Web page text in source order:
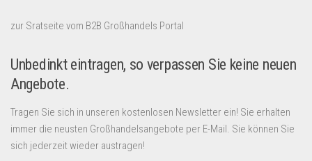
zur Sratseite vom B2B Großhandels Portal
Unbedinkt eintragen, so verpassen Sie keine neuen
Angebote.
Tragen Sie sich in unseren kostenlosen Newsletter ein! Sie erhalten
immer die neusten Großhandelsangebote per E-Mail. Sie können Sie
sich jederzeit wieder austragen!